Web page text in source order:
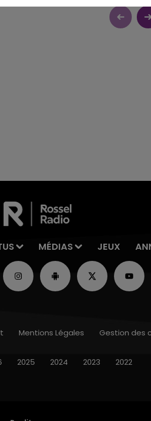
MÉDIAS JEUX
Mentions Légales Gestion des
2025 2024 2023 2022